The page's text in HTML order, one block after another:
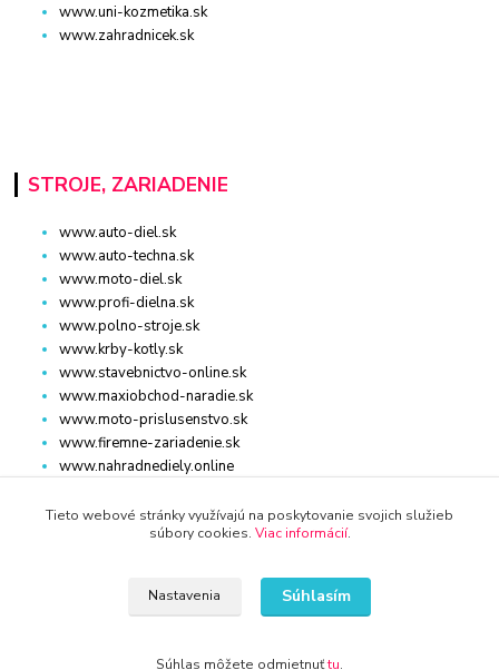
www.uni-kozmetika.sk
www.zahradnicek.sk
STROJE, ZARIADENIE
www.auto-diel.sk
www.auto-techna.sk
www.moto-diel.sk
www.profi-dielna.sk
www.polno-stroje.sk
www.krby-kotly.sk
www.stavebnictvo-online.sk
www.maxiobchod-naradie.sk
www.moto-prislusenstvo.sk
www.firemne-zariadenie.sk
www.nahradnediely.online
www.zlatnictvo-online.sk
www.zariadenie-firmy.sk
Tieto webové stránky využívajú na poskytovanie svojich služieb
súbory cookies. Viac informácií.
Nastavenia Súhlasím
Súhlas môžete odmietnuťtu.